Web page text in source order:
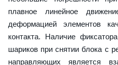
плавное линейное
деформацией элементов
контакта. Наличие
шариков при снятии блока с
направляющих является